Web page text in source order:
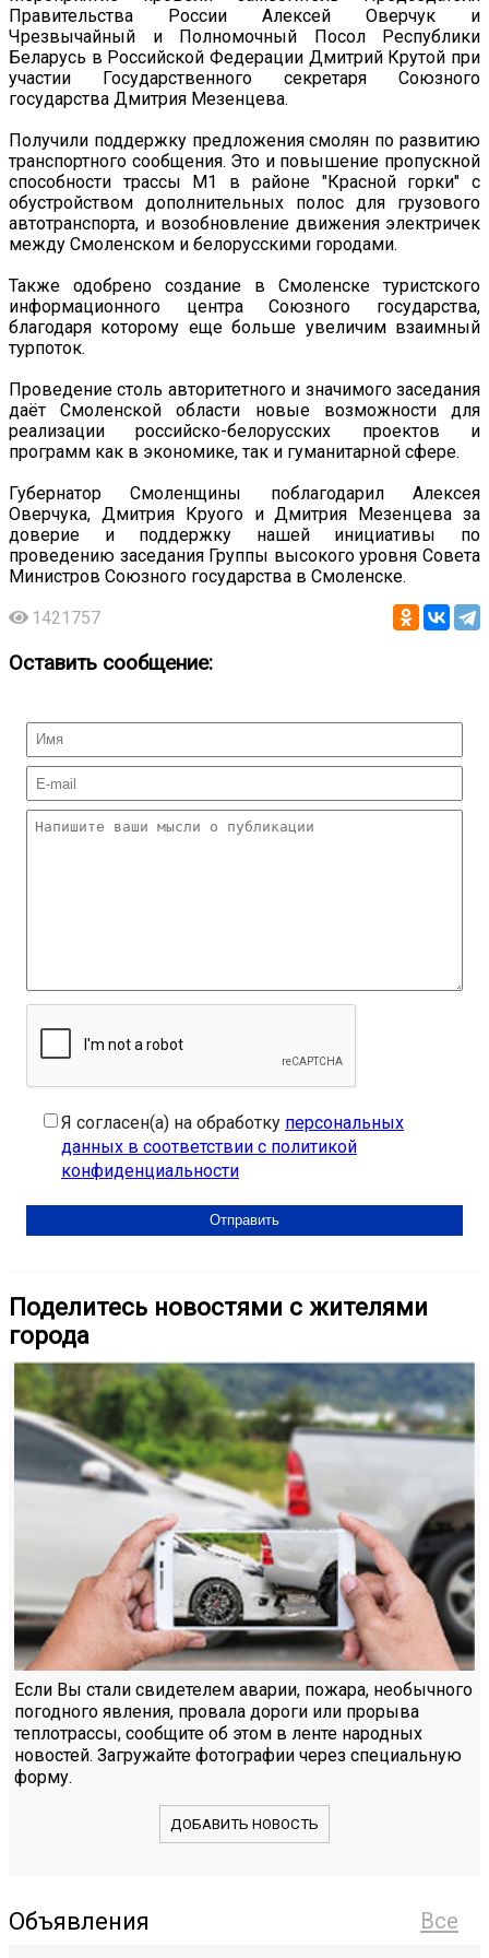
Правительства России Алексей Оверчук и
Чрезвычайный и Полномочный Посол Республики
Беларусь в Российской Федерации Дмитрий Крутой при
участии Государственного секретаря Союзного
государства Дмитрия Мезенцева.
Получили поддержку предложения смолян по развитию
транспортного сообщения. Это и повышение пропускной
способности трассы М1 в районе "Красной горки" с
обустройством дополнительных полос для грузового
автотранспорта, и возобновление движения электричек
между Смоленском и белорусскими городами.
Также одобрено создание в Смоленске туристского
информационного центра Союзного государства,
благодаря которому еще больше увеличим взаимный
турпоток.
Проведение столь авторитетного и значимого заседания
даёт Смоленской области новые возможности для
реализации российско-белорусских проектов и
программ как в экономике, так и гуманитарной сфере.
Губернатор Смоленщины поблагодарил Алексея
Оверчука, Дмитрия Круого и Дмитрия Мезенцева за
доверие и поддержку нашей инициативы по
проведению заседания Группы высокого уровня Совета
Министров Союзного государства в Смоленске.
1421757
Оставить сообщение:
Я согласен(а) на обработку персональных
данных в соответствии с политикой
конфиденциальности
Поделитесь новостями с жителями
города
Если Вы стали свидетелем аварии, пожара, необычного
погодного явления, провала дороги или прорыва
теплотрассы, сообщите об этом в ленте народных
новостей. Загружайте фотографии через специальную
форму.
ДОБАВИТЬ НОВОСТЬ
Все
Объявления